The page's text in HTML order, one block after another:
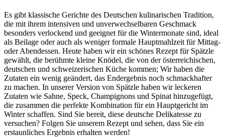
Es gibt klassische Gerichte des Deutschen kulinarischen Tradition,
die mit ihrem intensiven und unverwechselbaren Geschmack
besonders verlockend und geeignet für die Wintermonate sind, ideal
als Beilage oder auch als weniger formale Hauptmahlzeit für Mittag-
oder Abendessen. Heute haben wir ein schönes Rezept für Spätzle
gewählt, die berühmte kleine Knödel, die von der österreichischen,
deutschen und schweizerischen Küche kommen; Wir haben die
Zutaten ein wenig geändert, das Endergebnis noch schmackhafter
zu machen. In unserer Version von Spätzle haben wir leckeren
Zutaten wie Sahne, Speck, Champignons und Spinat hinzugefügt,
die zusammen die perfekte Kombination für ein Hauptgericht im
Winter schaffen. Sind Sie bereit, diese deutsche Delikatesse zu
versuchen? Folgen Sie unserem Rezept und sehen, dass Sie ein
erstaunliches Ergebnis erhalten werden!